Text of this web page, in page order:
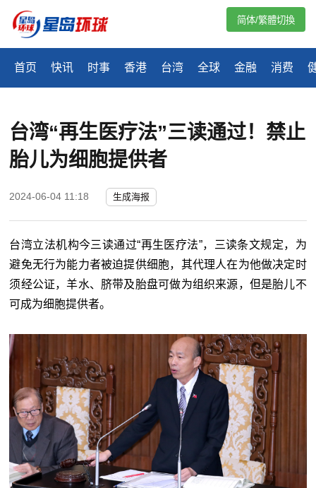
首页 快讯 时事 香港 台湾 全球 金融 消费
简体/繁體切換
台湾“再生医疗法”三读通过！禁止
胎儿为细胞提供者
2024-06-04 11:18 生成海报
台湾立法机构今三读通过“再生医疗法”，三读条文规定，为
避免无行为能力者被迫提供细胞，其代理人在为他做决定时
须经公证，羊水、脐带及胎盘可做为组织来源，但是胎儿不
可成为细胞提供者。